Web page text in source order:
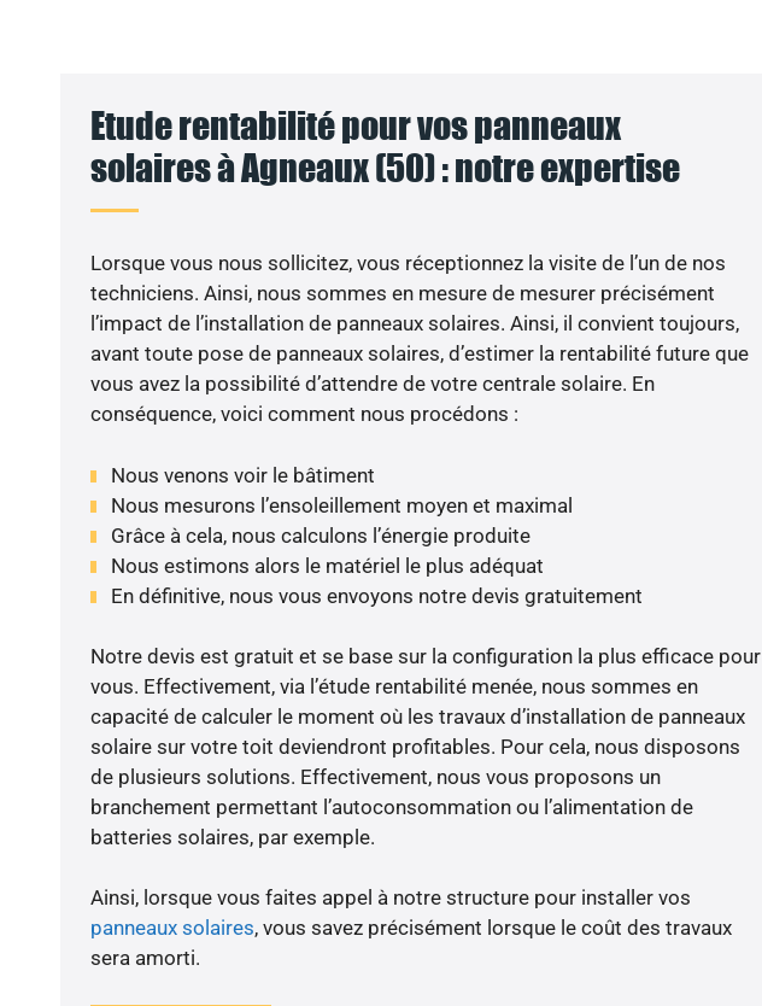
Etude rentabilité pour vos panneaux
solaires à Agneaux (50) : notre expertise
Lorsque vous nous sollicitez, vous réceptionnez la visite de l’un de nos
techniciens. Ainsi, nous sommes en mesure de mesurer précisément
l’impact de l’installation de panneaux solaires. Ainsi, il convient toujours,
avant toute pose de panneaux solaires, d’estimer la rentabilité future que
vous avez la possibilité d’attendre de votre centrale solaire. En
conséquence, voici comment nous procédons :
Nous venons voir le bâtiment
Nous mesurons l’ensoleillement moyen et maximal
Grâce à cela, nous calculons l’énergie produite
Nous estimons alors le matériel le plus adéquat
En définitive, nous vous envoyons notre devis gratuitement
Notre devis est gratuit et se base sur la configuration la plus efficace pour
vous. Effectivement, via l’étude rentabilité menée, nous sommes en
capacité de calculer le moment où les travaux d’installation de panneaux
solaire sur votre toit deviendront profitables. Pour cela, nous disposons
de plusieurs solutions. Effectivement, nous vous proposons un
branchement permettant l’autoconsommation ou l’alimentation de
batteries solaires, par exemple.
Ainsi, lorsque vous faites appel à notre structure pour installer vos
panneaux solaires, vous savez précisément lorsque le coût des travaux
sera amorti.